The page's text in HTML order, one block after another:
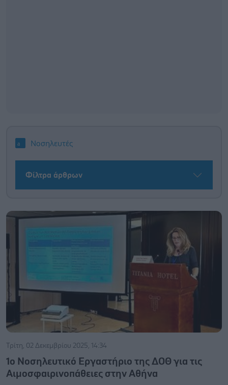
Νοσηλευτές
Φίλτρα άρθρων
Τρίτη, 02 Δεκεμβρίου 2025, 14:34
1ο Νοσηλευτικό Εργαστήριο της ΔΟΘ για τις
Αιμοσφαιρινοπάθειες στην Αθήνα